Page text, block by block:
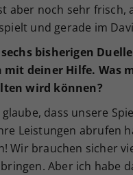
aber noch sehr frisch,
und gerade im
sechs bisherigen
mit deiner Hilfe. Was
wird können?
dass unsere
Leistungen abrufen
Wir brauchen sicher
Aber ich habe